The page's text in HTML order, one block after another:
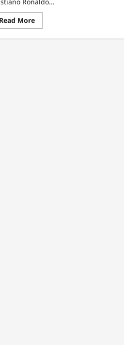
Ronaldo...
Read MoreRead
more
Cetak